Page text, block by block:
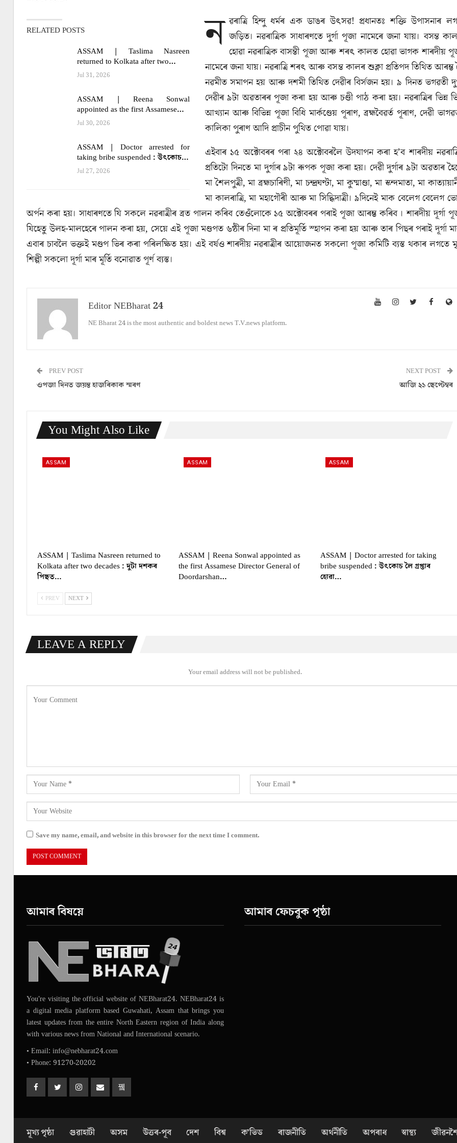
RELATED POSTS
ASSAM | Taslima Nasreen
returned to Kolkata after two…
Jul 31, 2026
ASSAM | Reena Sonwal
appointed as the first Assamese…
Jul 30, 2026
ASSAM | Doctor arrested for
taking bribe suspended : উৎকোচ…
Jul 27, 2026
ন ৱৰাত্ৰি হিন্দু ধৰ্মৰ এক ডাঙৰ উৎসৱ! প্ৰধানতঃ শক্তি উপাসনাৰ
জড়িত। নৱৰাত্ৰিক সাধাৰণতে দুৰ্গা পূজা নামেৰে জনা যায়। বসন্ত
হোৱা নৱৰাত্ৰিক বাসন্তী পূজা আৰু শৰৎ কালত হোৱা ভাগক শাৰদীয়
নামেৰে জনা যায়। নৱৰাত্ৰি শৰৎ আৰু বসন্ত কালৰ শুক্লা প্ৰতিপদ তিথিত আৰম্ভ
নৱমীত সমাপন হয় আৰু দশমী তিথিত দেৱীৰ বিৰ্সজন হয়। ৯ দিনত ভগৱতী
দেৱীৰ ৯টা অৱতাৰৰ পূজা কৰা হয় আৰু চণ্ডী পাঠ কৰা হয়। নৱৰাত্ৰিৰ ভিন্ন
আখ্যান আৰু বিভিন্ন পূজা বিধি মাৰ্কণ্ডেয় পূৰাণ, ব্ৰহ্মবৈৱৰ্ত পূৰাণ, দেৱী
কালিকা পুৰাণ আদি প্ৰাচীন পুথিত পোৱা যায়।
এইবাৰ ১৫ অক্টোবৰৰ পৰা ২৪ অক্টোবৰলৈ উদযাপন কৰা হ’ব শাৰদীয়
প্ৰতিটো দিনতে মা দুৰ্গাৰ ৯টা ৰূপক পূজা কৰা হয়। দেৱী দুৰ্গাৰ ৯টা অৱতাৰ
মা শৈলপুত্ৰী, মা ব্ৰহ্মচাৰিণী, মা চন্দ্ৰঘণ্টা, মা কুষ্মাণ্ডা, মা স্কন্দমাতা, মা
মা কালৰাত্ৰি, মা মহাগৌৰী আৰু মা সিদ্ধিদাত্ৰী। ৯দিনেই মাক বেলেগ বেলেগ
অৰ্পন কৰা হয়। সাধাৰণতে যি সকলে নৱৰাত্ৰীৰ ব্ৰত পালন কৰিব তেওঁলোকে ১৫ অক্টোবৰৰ পৰাই পূজা আৰম্ভ কৰিব । শাৰদীয় দূৰ্গা
যিহেতু উলহ-মালহেৰে পালন কৰা হয়, সেয়ে এই পূজা মণ্ডপত ৬ষ্ঠীৰ দিনা মা ৰ প্ৰতিমূৰ্তি স্হাপন কৰা হয় আৰু তাৰ পিছৰ পৰাই দূৰ্গা
এবাৰ চাবলৈ ভক্তই মণ্ডপ ভিৰ কৰা পৰিলক্ষিত হয়। এই বৰ্ষও শাৰদীয় নৱৰাত্ৰীৰ আয়োজনত সকলো পূজা কমিটি ব্যস্ত থকাৰ লগতে
শিল্পী সকলো দূৰ্গা মাৰ মূৰ্তি বনোৱাত পূৰ্ণ ব্যস্ত।
Editor NEBharat 24
NE Bharat 24 is the most authentic and boldest news T.V.news platform.
PREV POST
ওপজা দিনত জয়ন্ত হাজৰিকাক স্মৰণ
NEXT POST
আজি ২১ ছেপ্টেম্বৰ
You Might Also Like
ASSAM
ASSAM | Taslima Nasreen returned to
Kolkata after two decades : দুটা দশকৰ
পিছত…
ASSAM
ASSAM | Reena Sonwal appointed as
the first Assamese Director General of
Doordarshan…
ASSAM
ASSAM | Doctor arrested for taking
bribe suspended : উৎকোচ লৈ গ্ৰপ্তাৰ
হোৱা…
PREV NEXT
LEAVE A REPLY
Your email address will not be published.
Save my name, email, and website in this browser for the next time I comment.
আমাৰ বিষয়ে
You're visiting the official website of NEBharat24. NEBharat24 is
a digital media platform based Guwahati, Assam that brings you
latest updates from the entire North Eastern region of India along
with various news from National and International scenario.
• Email: info@nebharat24.com
• Phone: 91270-20202
আমাৰ ফেচবুক পৃষ্ঠা
মূখ্য পৃষ্ঠা গুৱাহাটী অসম উত্তৰ-পূব দেশ বিশ্ব ক’ভিড ৰাজনীতি অৰ্থনীতি অপৰাধ স্বাস্থ্য